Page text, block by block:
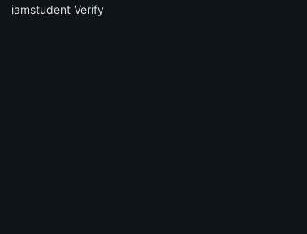
iamstudent Verify